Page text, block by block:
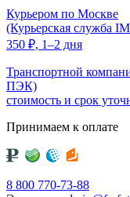
Курьером по Москве
(Курьерская служба
350 ₽, 1–2 дня
Транспортной
ПЭК)
стоимость и срок
Принимаем к оплате
8 800 770-73-88